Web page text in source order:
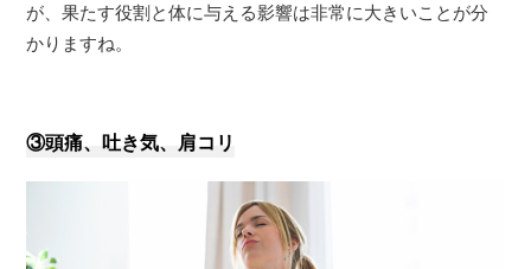
が、果たす役割と体に与える影響は非常に大きいことが分
かりますね。
③頭痛、吐き気、肩コリ